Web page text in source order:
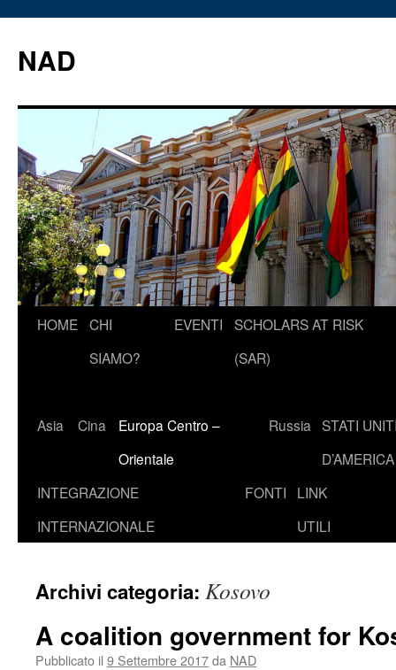
contenuto
NAD
HOME CHI
SIAMO?
EVENTI
SCHOLARS AT RISK
(SAR)
Asia Cina
Europa Centro –
Orientale
Russia STATI
D’AMERICA
INTEGRAZIONE
INTERNAZIONALE
FONTI
LINK
UTILI
Archivi categoria: Kosovo
A coalition government for
Pubblicato il 9 Settembre 2017da NAD